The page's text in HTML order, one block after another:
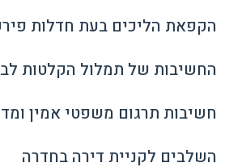
הקפאת הליכים בעת חדלות
החשיבות של תמלול הקלטות
חשיבות תרגום משפטי אמין
השלבים לקניית דירה בחדרה